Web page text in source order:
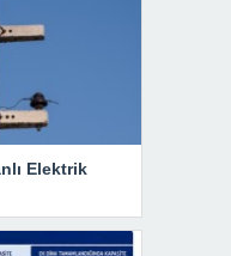
Elektrik